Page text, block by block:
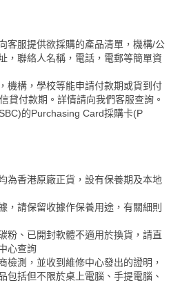
客服提供欲採購的產品清單，機構/公
，聯絡人名稱，電話，電郵等簡單資
機構，學校等能申請付款期或貨到付
貸付款期。詳情請向我們客服查詢。
的Purchasing Card採購卡(P
為香港原廠正貨，設有保養期及本地
，請保留收據作保養用途，有關細則
粉、已開封軟體不適用於換貨，請直
心查詢
檢測，並收到維修中心發出的證明，
包括但不限於桌上電腦、手提電腦、